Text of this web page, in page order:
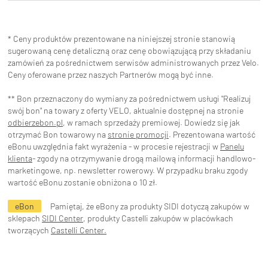
* Ceny produktów prezentowane na niniejszej stronie stanowią
sugerowaną cenę detaliczną oraz cenę obowiązującą przy składaniu
zamówień za pośrednictwem serwisów administrowanych przez Velo.
Ceny oferowane przez naszych Partnerów mogą być inne.
** Bon przeznaczony do wymiany za pośrednictwem usługi "Realizuj
swój bon" na towary z oferty VELO, aktualnie dostępnej na stronie
odbierzebon.pl, w ramach sprzedaży premiowej. Dowiedz się jak
otrzymać Bon towarowy na stronie promocji. Prezentowana wartość
eBonu uwzględnia fakt wyrażenia - w procesie rejestracji w Panelu
klienta- zgody na otrzymywanie drogą mailową informacji handlowo-
marketingowe, np. newsletter rowerowy. W przypadku braku zgody
wartość eBonu zostanie obniżona o 10 zł.
eBon
Pamiętaj, że eBony za produkty SIDI dotyczą zakupów w
sklepach SIDI Center, produkty Castelli zakupów w placówkach
tworzących Castelli Center.